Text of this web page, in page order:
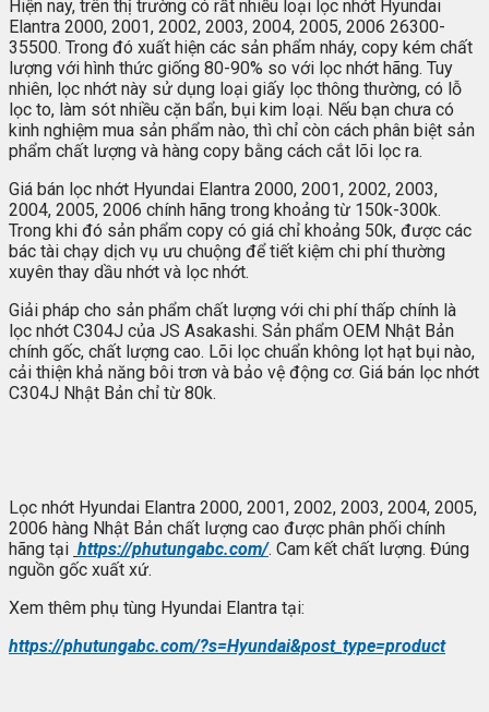
Hiện nay, trên thị trường có rất nhiều loại lọc nhớt Hyundai
Elantra 2000, 2001, 2002, 2003, 2004, 2005, 2006 26300-
35500. Trong đó xuất hiện các sản phẩm nháy, copy kém chất
lượng với hình thức giống 80-90% so với lọc nhớt hãng. Tuy
nhiên, lọc nhớt này sử dụng loại giấy lọc thông thường, có lỗ
lọc to, làm sót nhiều cặn bẩn, bụi kim loại. Nếu bạn chưa có
kinh nghiệm mua sản phẩm nào, thì chỉ còn cách phân biệt sản
phẩm chất lượng và hàng copy bằng cách cắt lõi lọc ra.
Giá bán lọc nhớt Hyundai Elantra 2000, 2001, 2002, 2003,
2004, 2005, 2006 chính hãng trong khoảng từ 150k-300k.
Trong khi đó sản phẩm copy có giá chỉ khoảng 50k, được các
bác tài chạy dịch vụ ưu chuộng để tiết kiệm chi phí thường
xuyên thay dầu nhớt và lọc nhớt.
Giải pháp cho sản phẩm chất lượng với chi phí thấp chính là
lọc nhớt C304J của JS Asakashi. Sản phẩm OEM Nhật Bản
chính gốc, chất lượng cao. Lõi lọc chuẩn không lọt hạt bụi nào,
cải thiện khả năng bôi trơn và bảo vệ động cơ. Giá bán lọc nhớt
C304J Nhật Bản chỉ từ 80k.
Lọc nhớt Hyundai Elantra 2000, 2001, 2002, 2003, 2004, 2005,
2006 hàng Nhật Bản chất lượng cao được phân phối chính
hãng tại https://phutungabc.com/. Cam kết chất lượng. Đúng
nguồn gốc xuất xứ.
Xem thêm phụ tùng Hyundai Elantra tại:
https://phutungabc.com/?s=Hyundai&post_type=product